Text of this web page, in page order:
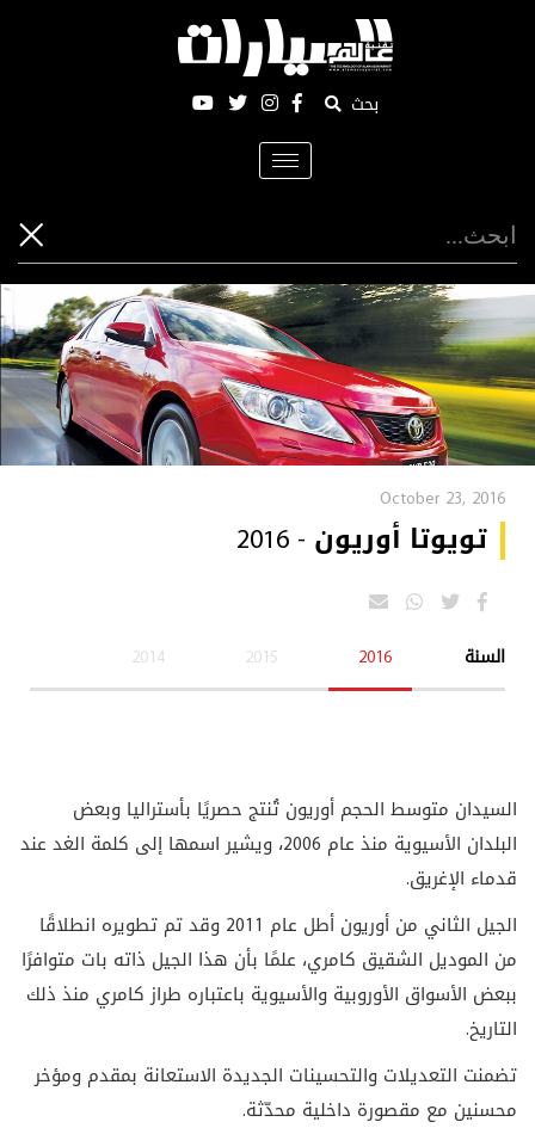
بحث
Toggle
navigation
October 23, 2016
تويوتا أوريون - 2016
السنة 2016
2015
2014
السيدان متوسط الحجم أوريون تُنتج حصريًا بأستراليا وبعض
البلدان الأسيوية منذ عام 2006، ويشير اسمها إلى كلمة الغد عند
قدماء الإغريق.
الجيل الثاني من أوريون أطل عام 2011 وقد تم تطويره انطلاقًا
من الموديل الشقيق كامري، علمًا بأن هذا الجيل ذاته بات متوافرًا
ببعض الأسواق الأوروبية والأسيوية باعتباره طراز كامري منذ ذلك
التاريخ.
تضمنت التعديلات والتحسينات الجديدة الاستعانة بمقدم ومؤخر
محسنين مع مقصورة داخلية محدّثة.